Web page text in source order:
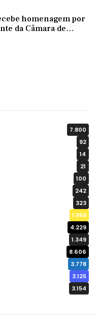
homenagem por
da Câmara de
7.800
92
14
21
100
242
323
1.959
4.229
1.349
8.606
3.778
3.125
3.154